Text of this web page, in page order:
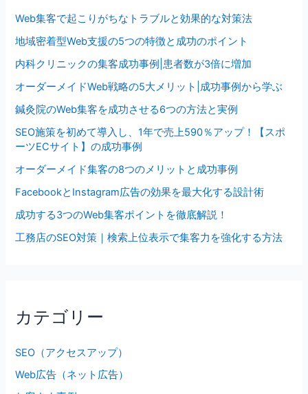
Web集客で起こりがちなトラブルと効果的な対策法
地域密着型Web支援の5つの特徴と成功のポイント
内科クリニックの集客成功事例|患者数が3倍に増加
オーダーメイドWeb戦略の5大メリット|成功事例から学ぶ
鍼灸院のWeb集客を成功させる6つの方法と実例
SEO施策を初めて導入し、1年で売上590％アップ！【スポ
ーツECサイト】の成功事例
オーダーメイド集客の8つのメリットと成功事例
FacebookとInstagram広告の効果を最大化する設計術
成功する3つのWeb集客ポイントを徹底解説！
工務店のSEO対策｜検索上位表示で集客力を強化する方法
カテゴリー
SEO（アクセスアップ）
Web広告（ネット広告）